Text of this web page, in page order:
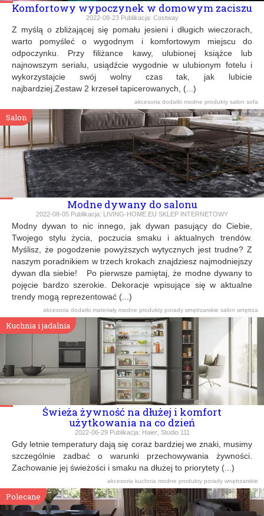
Komfortowy wypoczynek w domowym zaciszu
2022-08-23Publikacja: Costway
Z myślą o zbliżającej się pomału jesieni i długich wieczorach,
warto pomyśleć o wygodnym i komfortowym miejscu do
odpoczynku. Przy filiżance kawy, ulubionej książce lub
najnowszym serialu, usiądźcie wygodnie w ulubionym fotelu i
wykorzystajcie swój wolny czas tak, jak lubicie
najbardziej.Zestaw 2 krzeseł tapicerowanych, (...)
akcesoria dodatki modne produkty salon sofa
Salon
Modne dywany do salonu
2022-08-05 Publikacja: LIVING-HOME.EU SKLEP INTERNETOWY
Modny dywan to nic innego, jak dywan pasujący do Ciebie,
Twojego stylu życia, poczucia smaku i aktualnych trendów.
Myślisz, że pogodzenie powyższych wytycznych jest trudne? Z
naszym poradnikiem w trzech krokach znajdziesz najmodniejszy
dywan dla siebie! Po pierwsze pamiętaj, że modne dywany to
pojęcie bardzo szerokie. Dekoracje wpisujące się w aktualne
trendy mogą reprezentować (...)
akcesoria dodatki materiały modne produkty porady wnętrzarskie salon wnętrza
Kuchnia i jadalnia
Świeża żywność na dłużej i komfort
użytkowania na co dzień
2022-06-29Publikacja: Haier; Studio 111
Gdy letnie temperatury dają się coraz bardziej we znaki, musimy
szczególnie zadbać o warunki przechowywania żywności.
Zachowanie jej świeżości i smaku na dłużej to priorytety (...)
akcesoria kuchnia modne produkty porady wnętrzarskie
Polecane